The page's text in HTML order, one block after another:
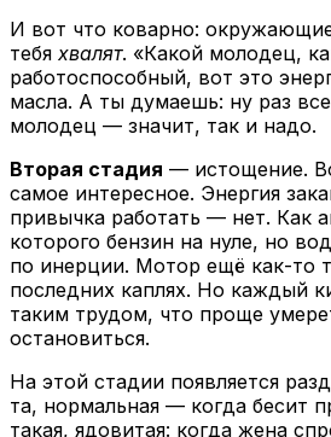
И вот что коварно:
тебя хвалят. «Какой молодец,
работоспособный, вот это
масла. А ты думаешь: ну раз
молодец — значит, так и надо.
Вторая стадия — истощение.
самое интересное. Энергия
привычка работать — нет. Как
которого бензин на нуле, но
по инерции. Мотор ещё как-то
последних каплях. Но каждый
таким трудом, что проще
остановиться.
На этой стадии появляется
та, нормальная — когда бесит
такая, ядовитая: когда жена